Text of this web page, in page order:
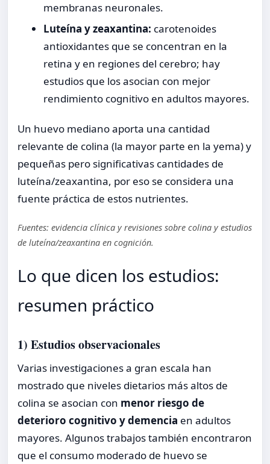
membranas neuronales.
Luteína y zeaxantina: carotenoides
antioxidantes que se concentran en la
retina y en regiones del cerebro; hay
estudios que los asocian con mejor
rendimiento cognitivo en adultos mayores.
Un huevo mediano aporta una cantidad
relevante de colina (la mayor parte en la yema) y
pequeñas pero significativas cantidades de
luteína/zeaxantina, por eso se considera una
fuente práctica de estos nutrientes.
Fuentes: evidencia clínica y revisiones sobre colina y estudios
de luteína/zeaxantina en cognición.
Lo que dicen los estudios:
resumen práctico
1) Estudios observacionales
Varias investigaciones a gran escala han
mostrado que niveles dietarios más altos de
colina se asocian con menor riesgo de
deterioro cognitivo y demencia en adultos
mayores. Algunos trabajos también encontraron
que el consumo moderado de huevo se